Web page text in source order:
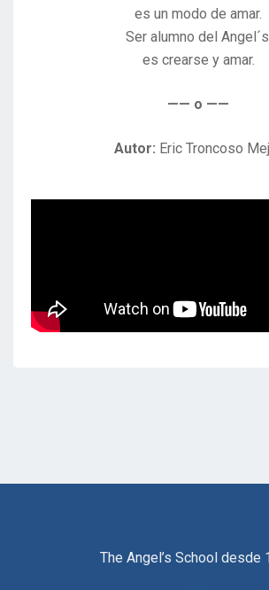
es un modo de amar.
Ser alumno del
es crearse y amar.
—— o ——
Autor: Eric Troncoso
The Angel’s School desde